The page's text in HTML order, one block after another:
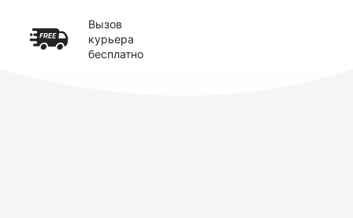
Вызов
курьера
бесплатно